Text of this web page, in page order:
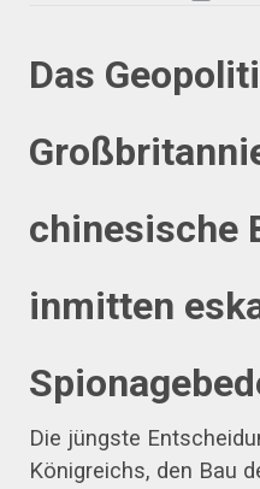
Das
chinesische
inmitten
Die jüngste
Königreichs, den Bau